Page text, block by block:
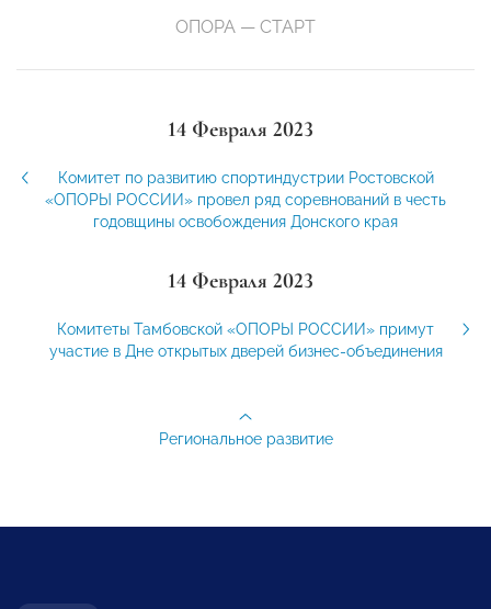
ОПОРА — СТАРТ
14 Февраля 2023
Комитет по развитию спортиндустрии Ростовской
«ОПОРЫ РОССИИ» провел ряд соревнований в честь
годовщины освобождения Донского края
14 Февраля 2023
Комитеты Тамбовской «ОПОРЫ РОССИИ» примут
участие в Дне открытых дверей бизнес-объединения
Региональное развитие